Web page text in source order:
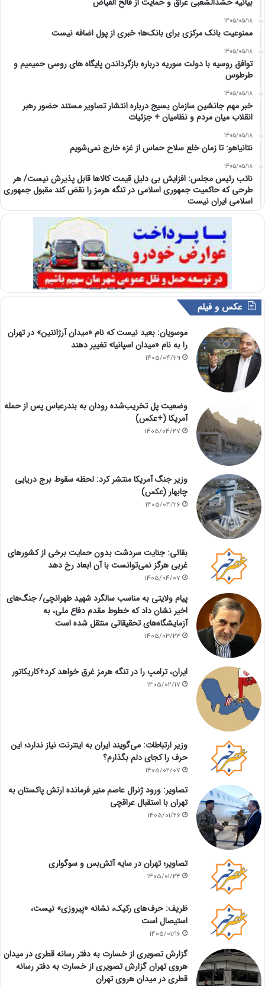
1405/05/18
ممنوعیت بانک مرکزی برای بانک‌ها؛ خبری از پول اضافه نیست
1405/05/18
توافق روسیه با دولت سوریه درباره بازگرداندن پایگاه های روسی حمیمیم و
طرطوس
1405/05/18
خبر مهم جانشین سازمان بسیج درباره انتشار تصاویر مستند حضور رهبر
انقلاب میان مردم و نظامیان + جزئیات
1405/05/18
نتانیاهو: تا زمان خلع سلاح حماس از غزه خارج نمی‌شویم
1405/05/18
نائب رئیس مجلس: افزایش بی دلیل قیمت کالاها قابل پذیرش نیست/ هر
طرحی که حاکمیت جمهوری اسلامی در تنگه هرمز را نقض کند مقبول جمهوری
اسلامی ایران نیست
عکس و فیلم
موسویان: بعید نیست که نام «میدان آرژانتین» در تهران
را به نام «میدان اسپانیا» تغییر دهند
1405/04/29
وضعیت پل تخریب‌شده رودان به بندرعباس پس از حمله
آمریکا (+عکس)
1405/04/27
وزیر جنگ آمریکا منتشر کرد: لحظه سقوط برج دریایی
چابهار (عکس)
1405/04/26
بقائی: جنایت سردشت بدون حمایت برخی از کشورهای
غربی هرگز نمی‌توانست با آن ابعاد رخ دهد
1405/04/07
پیام ولایتی به مناسب سالگرد شهید طهرانچی/ جنگ‌های
اخیر نشان داد که خطوط مقدم دفاع ملی، به
آزمایشگاه‌های تحقیقاتی منتقل شده است
1405/03/23
ایران، ترامپ را در تنگه هرمز غرق خواهد کرد+کاریکاتور
1405/02/17
وزیر ارتباطات: می‌گویند ایران به اینترنت نیاز ندارد؛ این
حرف را کجای دلم بگذارم؟
1405/02/07
تصاویر: ورود ژنرال عاصم منیر فرمانده ارتش پاکستان به
تهران با استقبال عراقچی
1405/01/26
تصاویر؛ تهران در سایه آتش‌بس و سوگواری
1405/01/24
ظریف: حرف‌های رکیک، نشانه «پیروزی» نیست،
استیصال است
1405/01/16
گزارش تصویری از خسارت به دفتر رسانه قطری در میدان
هروی تهران گزارش تصویری از خسارت به دفتر رسانه
قطری در میدان هروی تهران